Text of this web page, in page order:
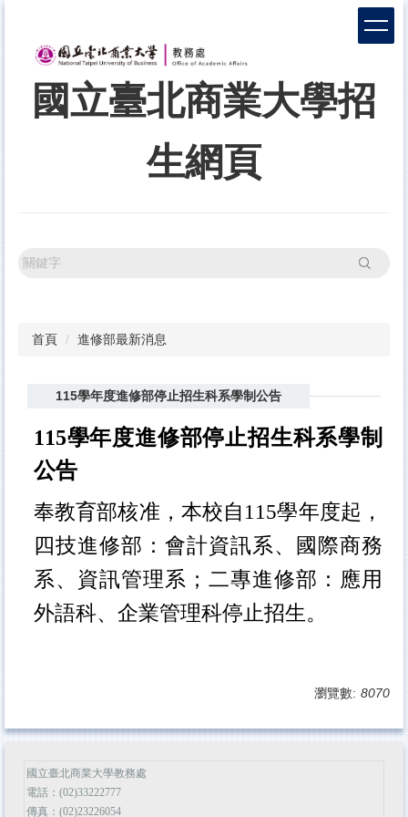
國立臺北商業大學招
生網頁
搜尋
首頁 進修部最新消息
115學年度進修部停止招生科系學制公告
115學年度進修部停止招生科系學制
公告
奉教育部核准，本校自 115學年度起，
四技進修部：會計資訊系、國際商務
系、資訊管理系；二專進修部：應用
外語科、企業管理科停止招生。
瀏覽數: 8070
國立臺北商業大學教務處
電話：(02)33222777
傳真：(02)23226054